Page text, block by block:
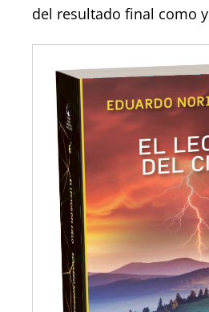
del resultado final como